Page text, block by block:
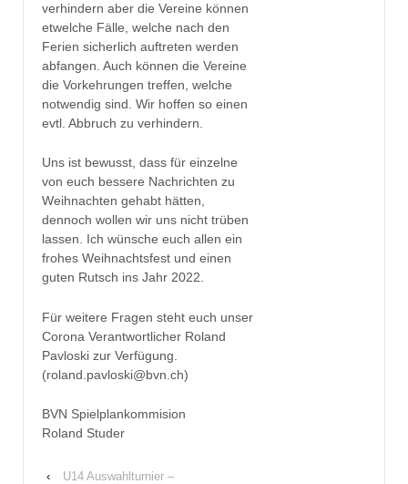
verhindern aber die Vereine können
etwelche Fälle, welche nach den
Ferien sicherlich auftreten werden
abfangen. Auch können die Vereine
die Vorkehrungen treffen, welche
notwendig sind. Wir hoffen so einen
evtl. Abbruch zu verhindern.
Uns ist bewusst, dass für einzelne
von euch bessere Nachrichten zu
Weihnachten gehabt hätten,
dennoch wollen wir uns nicht trüben
lassen. Ich wünsche euch allen ein
frohes Weihnachtsfest und einen
guten Rutsch ins Jahr 2022.
Für weitere Fragen steht euch unser
Corona Verantwortlicher Roland
Pavloski zur Verfügung.
(roland.pavloski@bvn.ch)
BVN Spielplankommision
Roland Studer
‹
U14 Auswahlturnier –